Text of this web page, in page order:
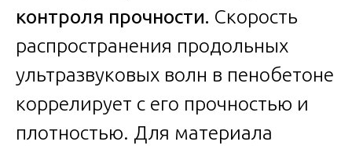
контроля прочности. Скорость
распространения продольных
ультразвуковых волн в пенобетоне
коррелирует с его прочностью и
плотностью. Для материала